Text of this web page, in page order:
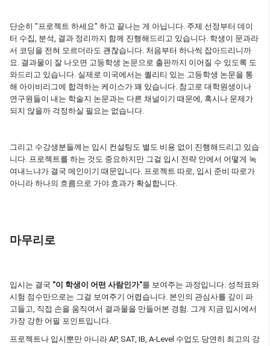
단순히 "프로젝트 하세요" 하고 끝나는 게 아닙니다. 주제 선정부터 데이
터 수집, 분석, 결과 정리까지 함께 진행해드리고 있습니다. 학생이 문과라
서 코딩을 전혀 모르더라도 괜찮습니다. 처음부터 하나씩 잡아드리니까
요. 결과물이 잘 나오면 고등학생 논문으로 출판까지 이어질 수 있도록 도
와드리고 있습니다. 실제로 미국에서는 퀄리티 있는 고등학생 논문을 통
해 아이비리그에 합격하는 케이스가 꽤 있습니다. 참고로 대학원생이나
연구원들이 내는 학술지 논문과는 다른 채널이기 때문에, 혹시나 문제가
되지 않을까 걱정하실 필요는 없습니다.
그리고 수강생분들께는 입시 컨설팅도 별도 비용 없이 진행해드리고 있습
니다. 프로젝트를 하는 것도 중요하지만 그걸 입시 전략 안에서 어떻게 녹
여내느냐가 결국 메인이기 때문입니다. 프로젝트 따로, 입시 준비 따로가
아니라 하나의 흐름으로 가야 효과가 확실합니다.
마무리로
입시는 결국 "이 학생이 어떤 사람인가"를 보여주는 과정입니다. 성적표와
시험 점수만으로는 그걸 보여주기 어렵습니다. 본인의 관심사를 깊이 파
고들고, 직접 손을 움직여서 결과물을 만들어본 경험. 그게 지금 입시에서
가장 강한 어필 포인트입니다.
프로젝트나 입시뿐만 아니라 AP, SAT, IB, A-Level 수업도 당연히 최고의 강